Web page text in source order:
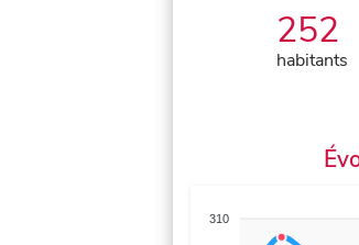
252
habitants
310